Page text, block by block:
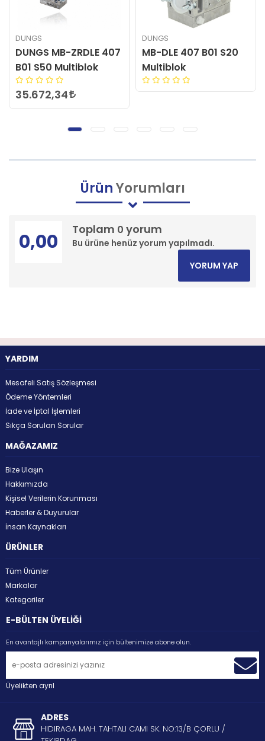
DUNGS
MB-DLE 407 B01 S20
Multiblok
DUNGS
DUNGS MB-DLE 415
B01 S50 Multiblok
56.903,88
ÜrünYorumları
Toplam 0 yorum
Bu ürüne henüz yorum yapılmadı.
0,00
YORUM YAP
YARDIM
Mesafeli Satış Sözleşmesi
Ödeme Yöntemleri
İade ve İptal İşlemleri
Sıkça Sorulan Sorular
MAĞAZAMIZ
Bize Ulaşın
Hakkımızda
Kişisel Verilerin Korunması
Haberler & Duyurular
İnsan Kaynakları
ÜRÜNLER
Tüm Ürünler
Markalar
Kategoriler
E-BÜLTEN ÜYELİĞİ
En avantajlı kampanyalarımız için bültenimize abone olun.
Üyelikten ayrıl
ADRES
HIDIRAGA MAH. TAHTALI CAMI SK. NO:13/B ÇORLU /